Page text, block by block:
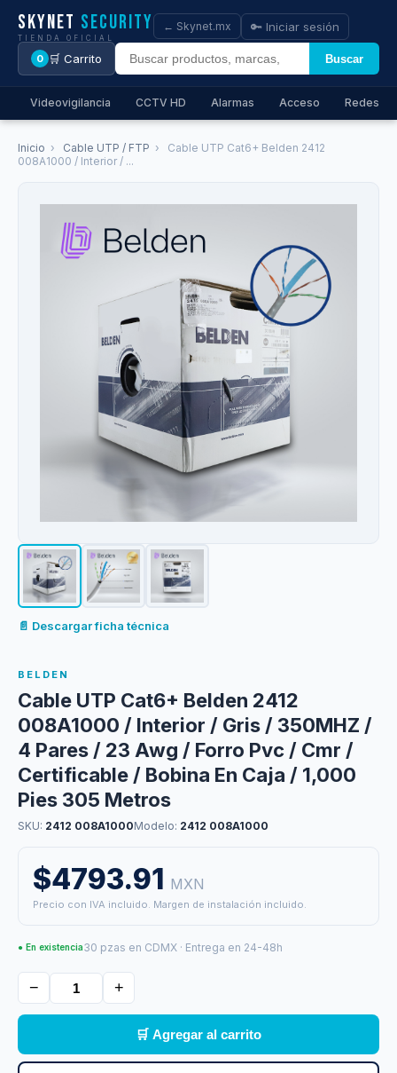
Skynet Security
TIENDA OFICIAL
Buscar
← Skynet.mx 🔑 Iniciar sesión
0 🛒 Carrito
Videovigilancia CCTV HD Alarmas Acceso Redes
Inicio › Cable UTP / FTP ›
Cable UTP Cat6+ Belden 2412
008A1000 / Interior / ...
📄 Descargar ficha técnica
BELDEN
Cable UTP Cat6+ Belden 2412
008A1000 / Interior / Gris / 350MHZ /
4 Pares / 23 Awg / Forro Pvc / Cmr /
Certificable / Bobina En Caja / 1,000
Pies 305 Metros
SKU: 2412 008A1000Modelo: 2412 008A1000
$4793.91 MXN
Precio con IVA incluido. Margen de instalación incluido.
● En existencia30 pzas en CDMX · Entrega en 24-48h
− +
🛒 Agregar al carrito